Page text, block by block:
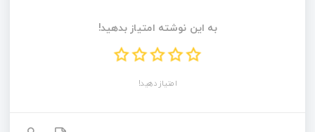
به این نوشته امتیاز بدهید!
امتیاز دهید!